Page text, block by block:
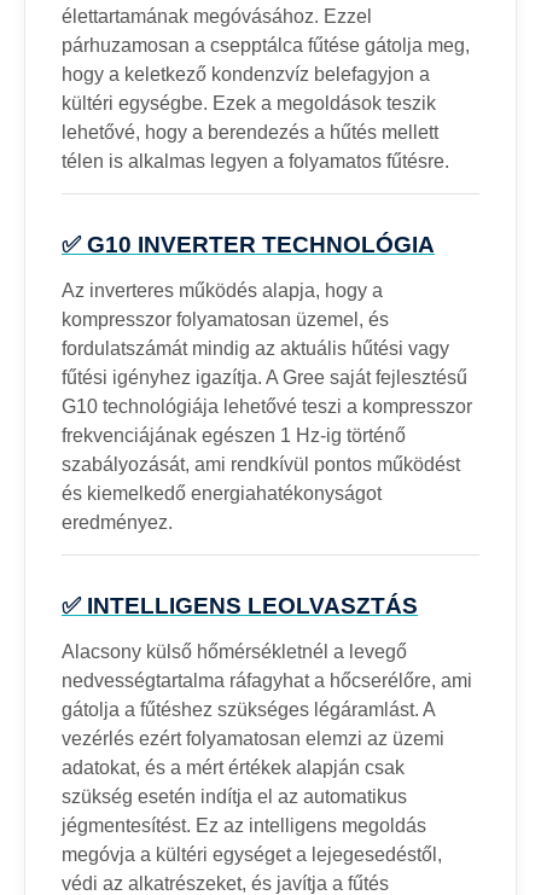
élettartamának megóvásához. Ezzel
párhuzamosan a csepptálca fűtése gátolja meg,
hogy a keletkező kondenzvíz belefagyjon a
kültéri egységbe. Ezek a megoldások teszik
lehetővé, hogy a berendezés a hűtés mellett
télen is alkalmas legyen a folyamatos fűtésre.
✅ G10 INVERTER TECHNOLÓGIA
Az inverteres működés alapja, hogy a
kompresszor folyamatosan üzemel, és
fordulatszámát mindig az aktuális hűtési vagy
fűtési igényhez igazítja. A Gree saját fejlesztésű
G10 technológiája lehetővé teszi a kompresszor
frekvenciájának egészen 1 Hz-ig történő
szabályozását, ami rendkívül pontos működést
és kiemelkedő energiahatékonyságot
eredményez.
✅ INTELLIGENS LEOLVASZTÁS
Alacsony külső hőmérsékletnél a levegő
nedvességtartalma ráfagyhat a hőcserélőre, ami
gátolja a fűtéshez szükséges légáramlást. A
vezérlés ezért folyamatosan elemzi az üzemi
adatokat, és a mért értékek alapján csak
szükség esetén indítja el az automatikus
jégmentesítést. Ez az intelligens megoldás
megóvja a kültéri egységet a lejegesedéstől,
védi az alkatrészeket, és javítja a fűtés